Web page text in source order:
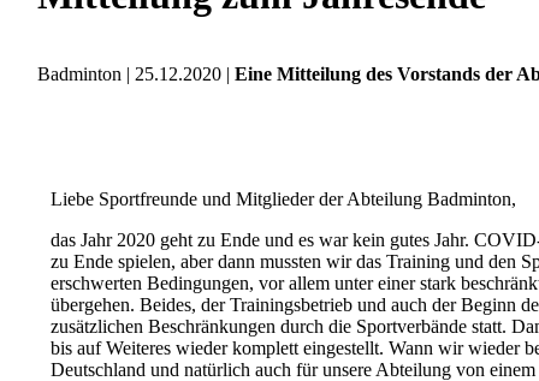
Badminton | 25.12.2020 | Eine Mitteilung des Vorstands der
Liebe Sportfreunde und Mitglieder der Abteilung Badminton,
das Jahr 2020 geht zu Ende und es war kein gutes Jahr.
zu Ende spielen, aber dann mussten wir das Training und den
erschwerten Bedingungen, vor allem unter einer stark
übergehen. Beides, der Trainingsbetrieb und auch der Beginn
zusätzlichen Beschränkungen durch die Sportverbände statt.
bis auf Weiteres wieder komplett eingestellt. Wann wir wieder
Deutschland und natürlich auch für unsere Abteilung von einem